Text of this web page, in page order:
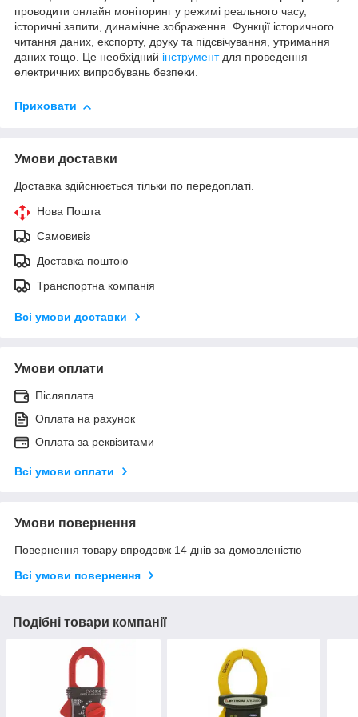
проводити онлайн моніторинг у режимі реального часу,
історичні запити, динамічне зображення. Функції історичного
читання даних, експорту, друку та підсвічування, утримання
даних тощо. Це необхідний інструментдля проведення
електричних випробувань безпеки.
Приховати
Умови доставки
Доставка здійснюється тільки по передоплаті.
Нова Пошта
Самовивіз
Доставка поштою
Транспортна компанія
Всі умови доставки
Умови оплати
Післяплата
Оплата на рахунок
Оплата за реквізитами
Всі умови оплати
Умови повернення
Повернення товару впродовж 14 днів за домовленістю
Всі умови повернення
Подібні товари компанії